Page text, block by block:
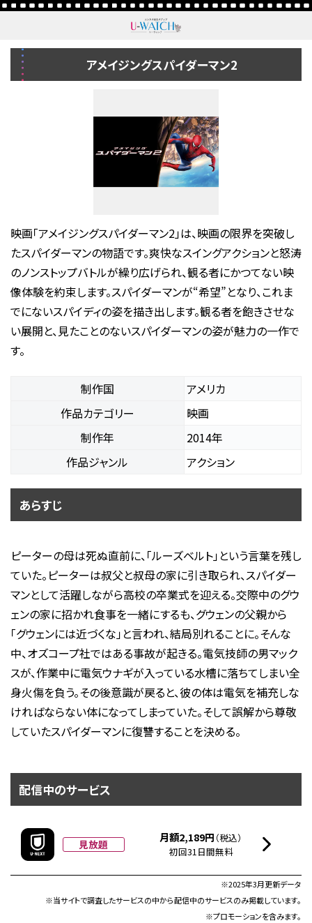
アメイジングスパイダーマン2
映画「アメイジングスパイダーマン2」は、映画の限界を突破し
たスパイダーマンの物語です。爽快なスイングアクションと怒涛
のノンストップバトルが繰り広げられ、観る者にかつてない映
像体験を約束します。スパイダーマンが“希望”となり、これま
でにないスパイディの姿を描き出します。観る者を飽きさせな
い展開と、見たことのないスパイダーマンの姿が魅力の一作で
す。
制作国
アメリカ
作品カテゴリー
映画
制作年
2014年
作品ジャンル
アクション
あらすじ
ピーターの母は死ぬ直前に、「ルーズベルト」という言葉を残し
ていた。ピーターは叔父と叔母の家に引き取られ、スパイダー
マンとして活躍しながら高校の卒業式を迎える。交際中のグウ
ェンの家に招かれ食事を一緒にするも、グウェンの父親から
「グウェンには近づくな」と言われ、結局別れることに。そんな
中、オズコープ社ではある事故が起きる。電気技師の男マック
スが、作業中に電気ウナギが入っている水槽に落ちてしまい全
身火傷を負う。その後意識が戻ると、彼の体は電気を補充しな
ければならない体になってしまっていた。そして誤解から尊敬
していたスパイダーマンに復讐することを決める。
配信中のサービス
見放題 月額2,189円 （税込）
初回31日間無料
※2025年3月更新データ
※当サイトで調査したサービスの中から配信中のサービスのみ掲載しています。
※プロモーションを含みます。